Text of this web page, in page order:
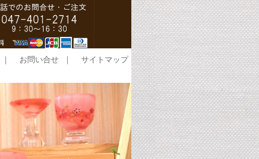
｜ お問い合せ ｜ サイトマップ